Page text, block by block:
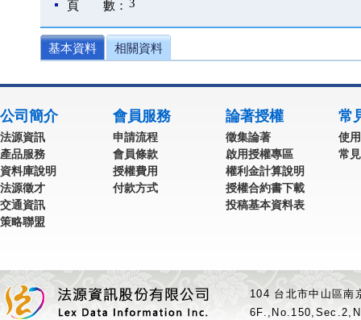
頁 數： 3
基本資料 相關資料
公司簡介
法源資訊
產品服務
資料庫說明
法源徵才
交通資訊
策略聯盟
會員服務
申請流程
會員條款
授權費用
付款方式
論著授權
徵集論著
啟用授權專區
權利金計算說明
授權合約書下載
投稿基本資料表
常
使
常
104 台北市中山區